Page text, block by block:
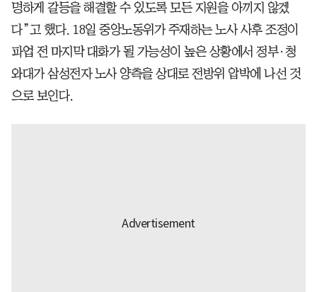
명하게 갈등을 해결할 수 있도록 모든 지원을 아끼지 않겠
다”고 했다. 18일 중앙노동위가 주재하는 노사 사후 조정이
파업 전 마지막 대화가 될 가능성이 높은 상황에서 정부·청
와대가 삼성전자 노사 양측을 상대로 전방위 압박에 나선 것
으로 보인다.